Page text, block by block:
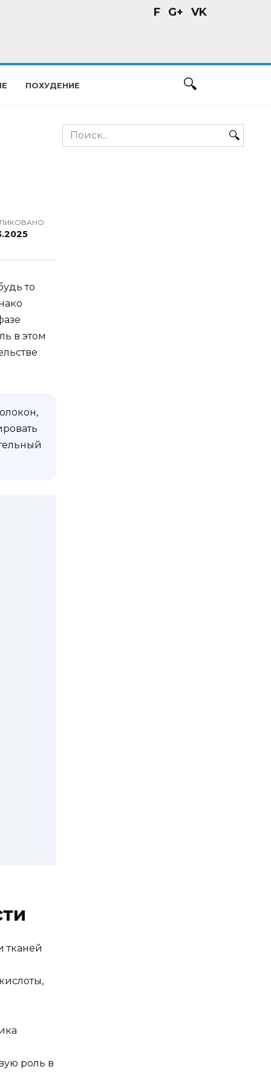
F G+ VK
ПОХУДЕНИЕ
то
в этом
тканей
роль в
Search
for: